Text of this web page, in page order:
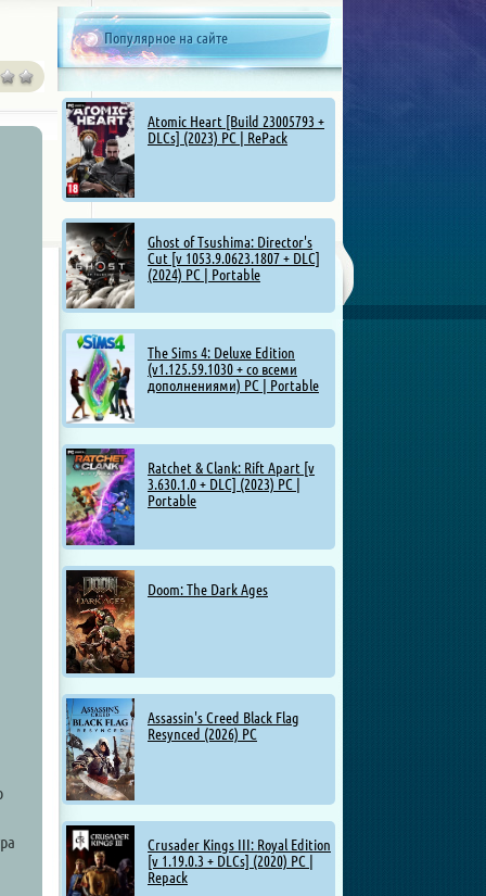
Популярное на сайте
Atomic Heart [Build 23005793 +
DLCs] (2023) PC | RePack
Ghost of Tsushima: Director's
Cut [v 1053.9.0623.1807 + DLC]
(2024) PC | Portable
The Sims 4: Deluxe Edition
(v1.125.59.1030 + со всеми
дополнениями) PC | Portable
Ratchet & Clank: Rift Apart [v
3.630.1.0 + DLC] (2023) PC |
Portable
Doom: The Dark Ages
Assassin's Creed Black Flag
Resynced (2026) PC
Crusader Kings III: Royal Edition
[v 1.19.0.3 + DLCs] (2020) PC |
Repack